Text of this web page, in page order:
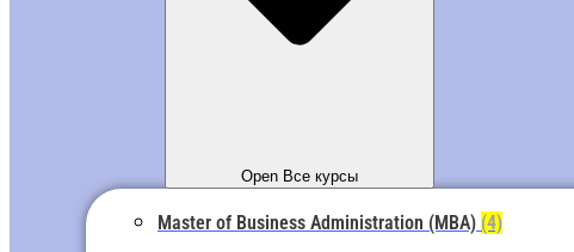
Open Все курсы
Master of Business Administration (MBA) (4)